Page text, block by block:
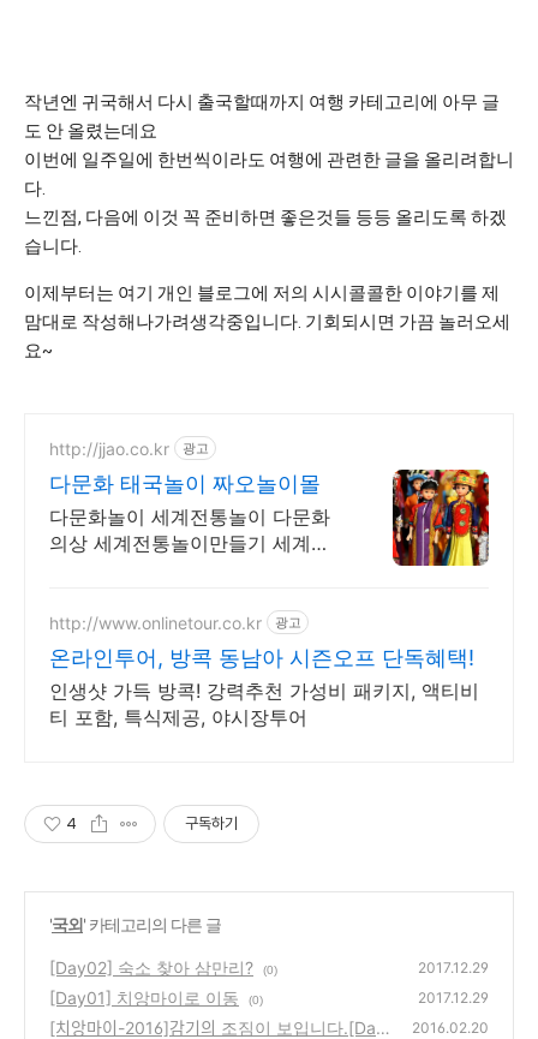
작년엔 귀국해서 다시 출국할때까지 여행 카테고리에 아무 글
도 안 올렸는데요
이번에 일주일에 한번씩이라도 여행에 관련한 글을 올리려합니
다.
느낀점, 다음에 이것 꼭 준비하면 좋은것들 등등 올리도록 하겠
습니다.
이제부터는 여기 개인 블로그에 저의 시시콜콜한 이야기를 제
맘대로 작성해나가려생각중입니다. 기회되시면 가끔 놀러오세
요~
http://jjao.co.kr 광고
다문화 태국놀이 짜오놀이몰
다문화놀이 세계전통놀이 다문화
의상 세계전통놀이만들기 세계전
http://www.onlinetour.co.kr 광고
온라인투어, 방콕 동남아 시즌오프 단독혜택!
인생샷 가득 방콕! 강력추천 가성비 패키지, 액티비
티 포함, 특식제공, 야시장투어
4 구독하기
'국외' 카테고리의 다른 글
[Day02] 숙소 찾아 삼만리? (0) 2017.12.29
[Day01] 치앙마이로 이동 (0) 2017.12.29
[치앙마이-2016]감기의 조짐이 보입니다.[Day
2016.02.20